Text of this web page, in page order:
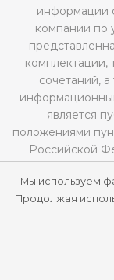
Мы используем
Продолжая
информации
компании по
комплектации,
сочетаний,
является
положениями
Российской